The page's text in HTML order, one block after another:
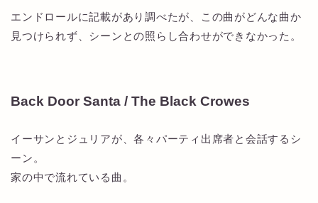
エンドロールに記載があり調べたが、この曲がどんな曲か
見つけられず、シーンとの照らし合わせができなかった。
Back Door Santa / The Black Crowes
イーサンとジュリアが、各々パーティ出席者と会話するシ
ーン。
家の中で流れている曲。